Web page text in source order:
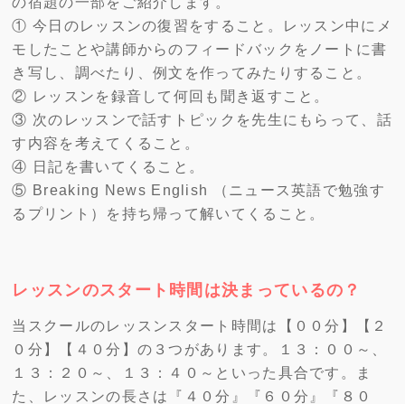
① 今日のレッスンの復習をすること。レッスン中にメ
モしたことや講師からのフィードバックをノートに書
き写し、調べたり、例文を作ってみたりすること。
② レッスンを録音して何回も聞き返すこと。
③ 次のレッスンで話すトピックを先生にもらって、話
す内容を考えてくること。
④ 日記を書いてくること。
⑤ Breaking News English （ニュース英語で勉強す
るプリント）を持ち帰って解いてくること。
レッスンのスタート時間は決まっているの？
当スクールのレッスンスタート時間は【００分】【２
０分】【４０分】の３つがあります。１３：００～、
１３：２０～、１３：４０～といった具合です。ま
た、レッスンの長さは『４０分』『６０分』『８０